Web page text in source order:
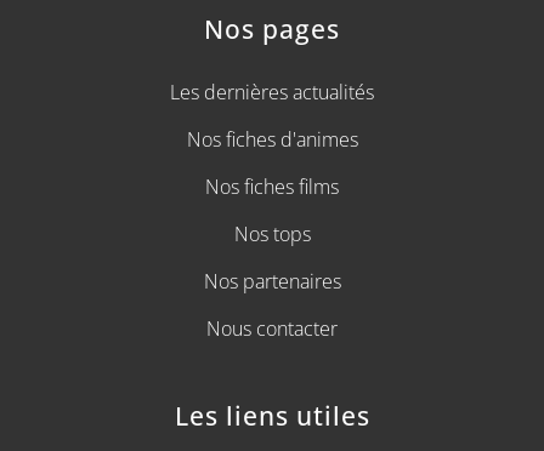
Nos pages
Les dernières actualités
Nos fiches d'animes
Nos fiches films
Nos tops
Nos partenaires
Nous contacter
Les liens utiles